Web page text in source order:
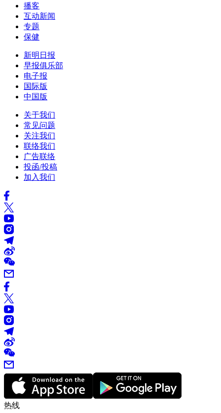
播客
互动新闻
专题
保健
新明日报
早报俱乐部
电子报
国际版
中国版
关于我们
常见问题
关注我们
联络我们
广告联络
投函/投稿
加入我们
热线